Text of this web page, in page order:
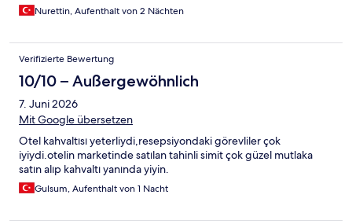
Nurettin, Aufenthalt von 2 Nächten
Verifizierte Bewertung
10/10 – Außergewöhnlich
7. Juni 2026
Mit Google übersetzen
Otel kahvaltısı yeterliydi,resepsiyondaki görevliler çok
iyiydi.otelin marketinde satılan tahinli simit çok güzel mutlaka
satın alıp kahvaltı yanında yiyin.
Gulsum, Aufenthalt von 1 Nacht